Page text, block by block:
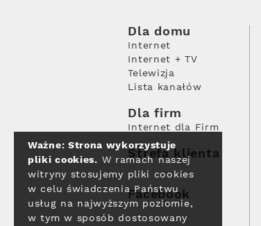
Dla domu
Internet
Internet + TV
Telewizja
Lista kanałów
Dla firm
Internet dla Firm
Strefa klienta
Facebook
Ważne: Strona wykorzystuje
pliki cookies. W ramach naszej
witryny stosujemy pliki cookies
w celu świadczenia Państwu
usług na najwyższym poziomie,
w tym w sposób dostosowany